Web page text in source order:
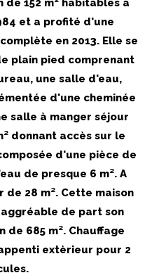
et a profité d'une
en 2013. Elle se
plain pied comprenant
une salle d'eau,
d'une cheminée
salle à manger séjour
donnant accès sur le
d'une pièce de
de presque 6 m². A
28 m². Cette maison
de part son
de 685 m². Chauffage
extèrieur pour 2